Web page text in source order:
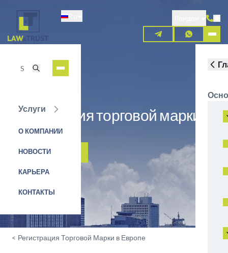
основному
содержанию
Услуги
О КОМПАНИИ
НОВОСТИ
КАРЬЕРА
КОНТАКТЫ
Регистрация торговой марки в
Румынии
ЗАЯВКА НА УСЛУГУ
< Регистрация Торговой Марки в Европе